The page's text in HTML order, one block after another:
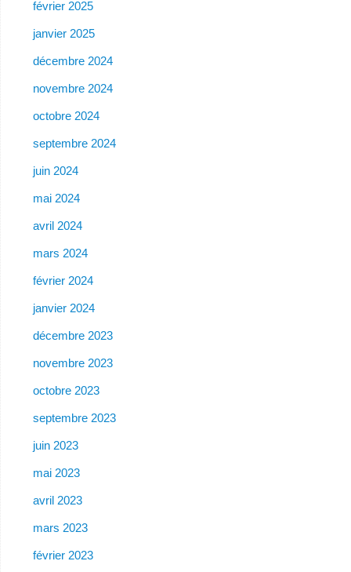
février 2025
janvier 2025
décembre 2024
novembre 2024
octobre 2024
septembre 2024
juin 2024
mai 2024
avril 2024
mars 2024
février 2024
janvier 2024
décembre 2023
novembre 2023
octobre 2023
septembre 2023
juin 2023
mai 2023
avril 2023
mars 2023
février 2023